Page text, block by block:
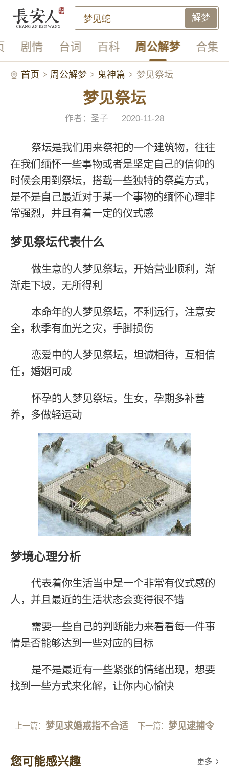
解梦
剧情 台词 百科 周公解梦 合集
首页 周公解梦 鬼神篇 梦见祭坛
梦见祭坛
作者：圣子 2020-11-28
祭坛是我们用来祭祀的一个建筑物，往往
在我们缅怀一些事物或者是坚定自己的信仰的
时候会用到祭坛，搭载一些独特的祭奠方式，
是不是自己最近对于某一个事物的缅怀心理非
常强烈，并且有着一定的仪式感
梦见祭坛代表什么
做生意的人梦见祭坛，开始营业顺利，渐
渐走下坡，无所得利
本命年的人梦见祭坛，不利远行，注意安
全，秋季有血光之灾，手脚损伤
恋爱中的人梦见祭坛，坦诚相待，互相信
任，婚姻可成
怀孕的人梦见祭坛，生女，孕期多补营
养，多做轻运动
梦境心理分析
代表着你生活当中是一个非常有仪式感的
人，并且最近的生活状态会变得很不错
需要一些自己的判断能力来看看每一件事
情是否能够达到一些对应的目标
是不是最近有一些紧张的情绪出现，想要
找到一些方式来化解，让你内心愉快
上一篇：梦见求婚戒指不合适 下一篇： 梦见逮捕令
您可能感兴趣 更多